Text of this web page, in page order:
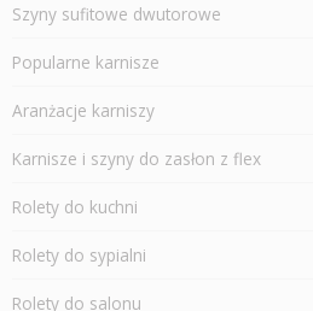
Szyny sufitowe dwutorowe
Popularne karnisze
Aranżacje karniszy
Karnisze i szyny do zasłon z flex
Rolety do kuchni
Rolety do sypialni
Rolety do salonu